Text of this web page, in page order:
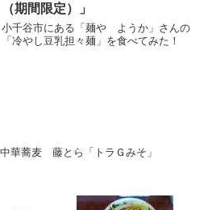
（期間限定）」
小千谷市にある「麺や ようか」さんの
「冷やし豆乳担々麺」を食べてみた！
中華蕎麦 藤とら「トラＧみそ」